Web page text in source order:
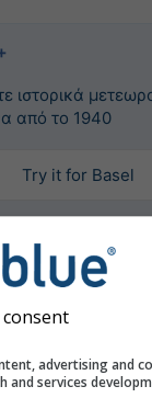
ιστορικά
από το 1940
Try it for Basel
advertising and
and services